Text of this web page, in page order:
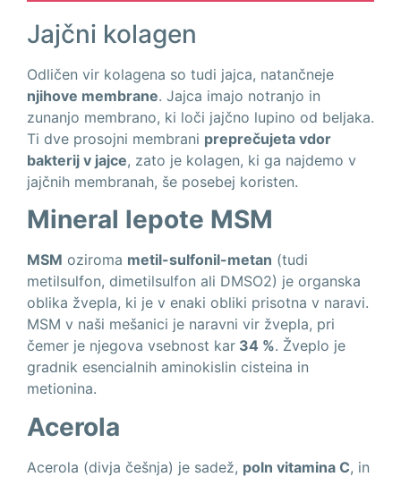
Jajčni kolagen
Odličen vir kolagena so tudi jajca, natančneje
njihove membrane. Jajca imajo notranjo in
zunanjo membrano, ki loči jajčno lupino od beljaka.
Ti dve prosojni membrani preprečujeta vdor
bakterij v jajce, zato je kolagen, ki ga najdemo v
jajčnih membranah, še posebej koristen.
Mineral lepote MSM
MSM oziroma metil-sulfonil-metan (tudi
metilsulfon, dimetilsulfon ali DMSO2) je organska
oblika žvepla, ki je v enaki obliki prisotna v naravi.
MSM v naši mešanici je naravni vir žvepla, pri
čemer je njegova vsebnost kar 34 %. Žveplo je
gradnik esencialnih aminokislin cisteina in
metionina.
Acerola
Acerola (divja češnja) je sadež, poln vitamina C, in